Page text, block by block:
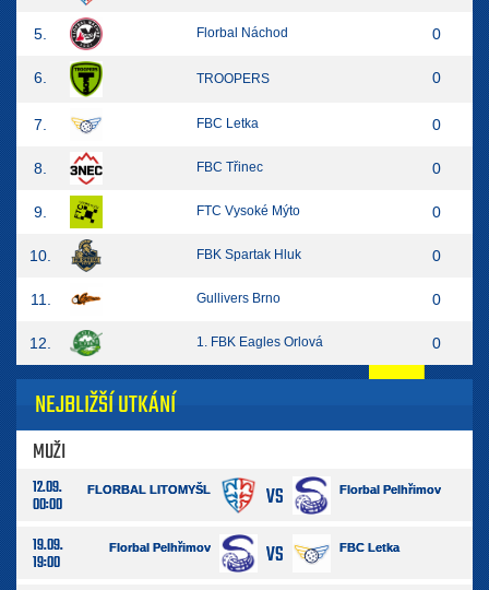
5. Florbal Náchod 0
6. TROOPERS 0
7. FBC Letka 0
8. FBC Třinec 0
9. FTC Vysoké Mýto 0
10. FBK Spartak Hluk 0
11. Gullivers Brno 0
12. 1. FBK Eagles Orlová 0
NEJBLIŽŠÍ UTKÁNÍ
MUŽI
12.09.
00:00
FLORBAL LITOMYŠL VS Florbal Pelhřimov
19.09.
19:00
Florbal Pelhřimov VS FBC Letka